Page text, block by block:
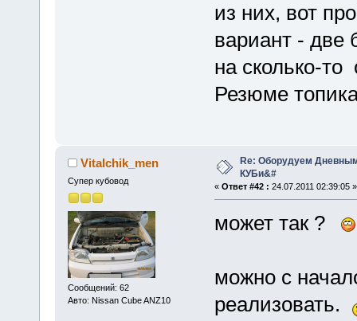
из них, вот
вариант - две
на сколько-
Резюме
Vitalchik_men
Супер кубовод
Сообщений: 62
Авто: Nissan Cube ANZ10
Re: Оборудуем
КУБи&#
« Ответ #42 : 24.07.2011 02:39:05 »
может так ?
можно с
реализовать.